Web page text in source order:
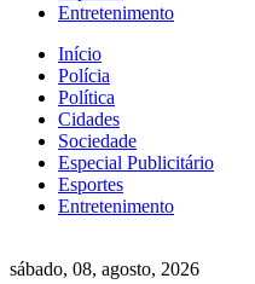
Entretenimento
Início
Polícia
Política
Cidades
Sociedade
Especial Publicitário
Esportes
Entretenimento
sábado, 08, agosto, 2026